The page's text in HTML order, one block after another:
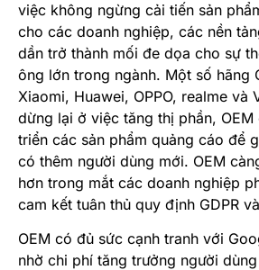
việc không ngừng cải tiến sản
cho các doanh nghiệp, các nền
dần trở thành mối đe dọa cho sự
ông lớn trong ngành. Một số hãng
Xiaomi, Huawei, OPPO, realme và
dừng lại ở việc tăng thị phần,
triển các sản phẩm quảng cáo để
có thêm người dùng mới. OEM
hơn trong mắt các doanh nghiệp
cam kết tuân thủ quy định GDPR
OEM có đủ sức cạnh tranh với
nhờ chi phí tăng trưởng người